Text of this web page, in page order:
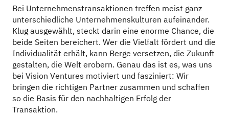
Bei Unternehmenstransaktionen treffen meist ganz
unterschiedliche Unternehmenskulturen aufeinander.
Klug ausgewählt, steckt darin eine enorme Chance, die
beide Seiten bereichert. Wer die Vielfalt fördert und die
Individualität erhält, kann Berge versetzen, die Zukunft
gestalten, die Welt erobern. Genau das ist es, was uns
bei Vision Ventures motiviert und fasziniert: Wir
bringen die richtigen Partner zusammen und schaffen
so die Basis für den nachhaltigen Erfolg der
Transaktion.